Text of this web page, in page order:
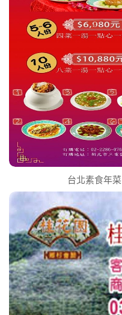
台北素食年